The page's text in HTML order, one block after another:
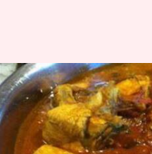
புரட்டாசி
சிக்கன்
எப்படி ?
எழுதியவர் Nivetha P Oct 02,